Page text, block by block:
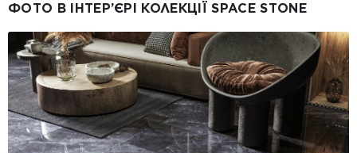
ФОТО В ІНТЕР’ЄРІ КОЛЕКЦІЇ SPACE STONE